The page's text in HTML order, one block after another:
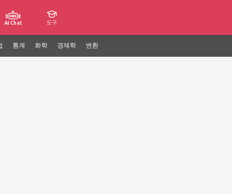
AI Chat 도구
통계 화학 경제학 변환